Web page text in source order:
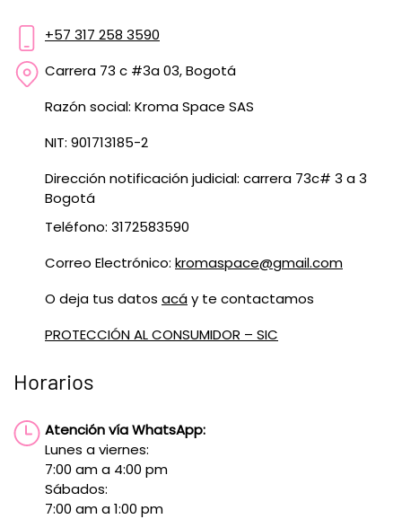
+57 317 258 3590
Carrera 73 c #3a 03, Bogotá
Razón social: Kroma Space SAS
NIT: 901713185-2
Dirección notificación judicial: carrera 73c# 3 a 3
Bogotá
Teléfono: 3172583590
Correo Electrónico: kromaspace@gmail.com
O deja tus datos acáy te contactamos
PROTECCIÓN AL CONSUMIDOR – SIC
Horarios
Atención vía WhatsApp:
Lunes a viernes:
7:00 am a 4:00 pm
Sábados:
7:00 am a 1:00 pm